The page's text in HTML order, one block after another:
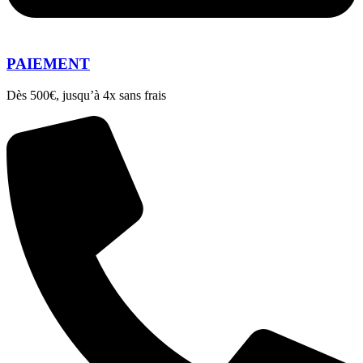
PAIEMENT
Dès 500€, jusqu’à 4x sans frais